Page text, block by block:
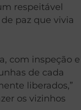
respeitável
paz que vivia
com inspeção e
de cada
liberados,”
os vizinhos